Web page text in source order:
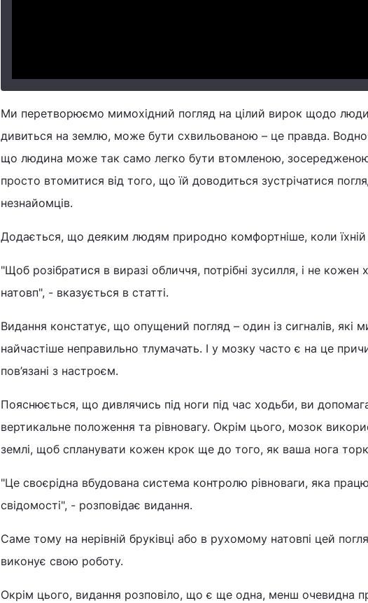
Ми перетворюємо мимохідний погляд на цілий вирок щодо
дивиться на землю, може бути схвильованою – це правда.
що людина може так само легко бути втомленою,
просто втомитися від того, що їй доводиться зустрічатися
незнайомців.
Додається, що деяким людям природно комфортніше, коли
"Щоб розібратися в виразі обличчя, потрібні зусилля, і не кожен
натовп", - вказується в статті.
Видання констатує, що опущений погляд – один із сигналів, які
найчастіше неправильно тлумачать. І у мозку часто є на це
пов’язані з настроєм.
Пояснюється, що дивлячись під ноги під час ходьби, ви
вертикальне положення та рівновагу. Окрім цього, мозок
землі, щоб спланувати кожен крок ще до того, як ваша нога
"Це своєрідна вбудована система контролю рівноваги, яка
свідомості", - розповідає видання.
Саме тому на нерівній бруківці або в рухомому натовпі цей
виконує свою роботу.
Окрім цього, видання розповіло, що є ще одна, менш очевидна